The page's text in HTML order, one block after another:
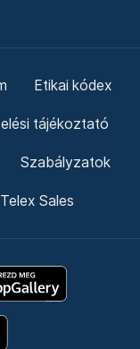
Etikai kódex
tájékoztató
Szabályzatok
Telex Sales